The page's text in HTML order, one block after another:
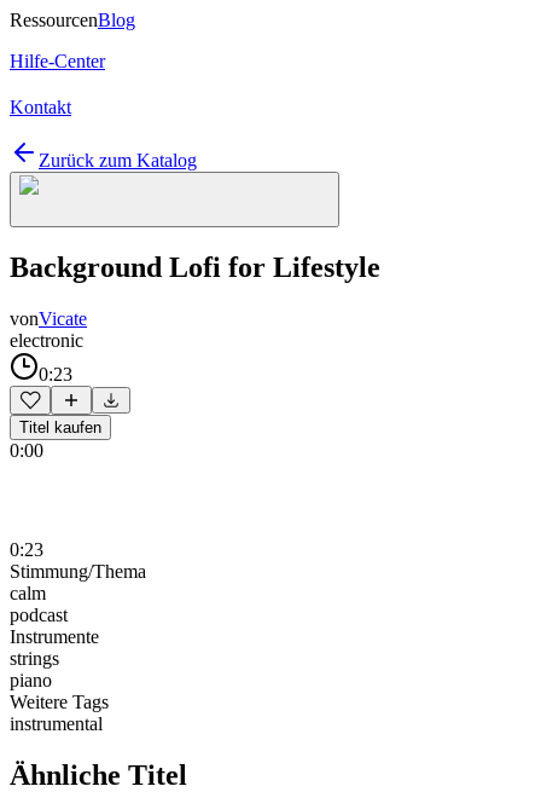
RessourcenBlog
Hilfe-Center
Kontakt
Zurück zum Katalog
Background Lofi for Lifestyle
vonVicate
electronic
0:23
Titel kaufen
0:00
0:23
Stimmung/Thema
calm
podcast
Instrumente
strings
piano
Weitere Tags
instrumental
Ähnliche Titel